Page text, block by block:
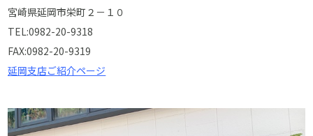
宮崎県延岡市栄町２－１０
TEL:0982-20-9318
FAX:0982-20-9319
延岡支店ご紹介ページ